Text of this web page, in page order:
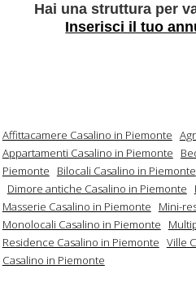
Hai una struttura per
Inserisci il tuo
Affittacamere Casalino in Piemonte
Appartamenti Casalino in Piemonte
Piemonte
Bilocali Casalino in Piemonte
Dimore antiche Casalino in Piemonte
Masserie Casalino in Piemonte
Mini-
Monolocali Casalino in Piemonte
Residence Casalino in Piemonte Ville
Casalino in Piemonte